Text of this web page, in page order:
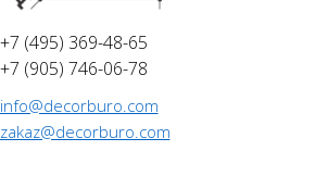
+7 (495) 369-48-65
+7 (905) 746-06-78
info@decorburo.com
zakaz@decorburo.com